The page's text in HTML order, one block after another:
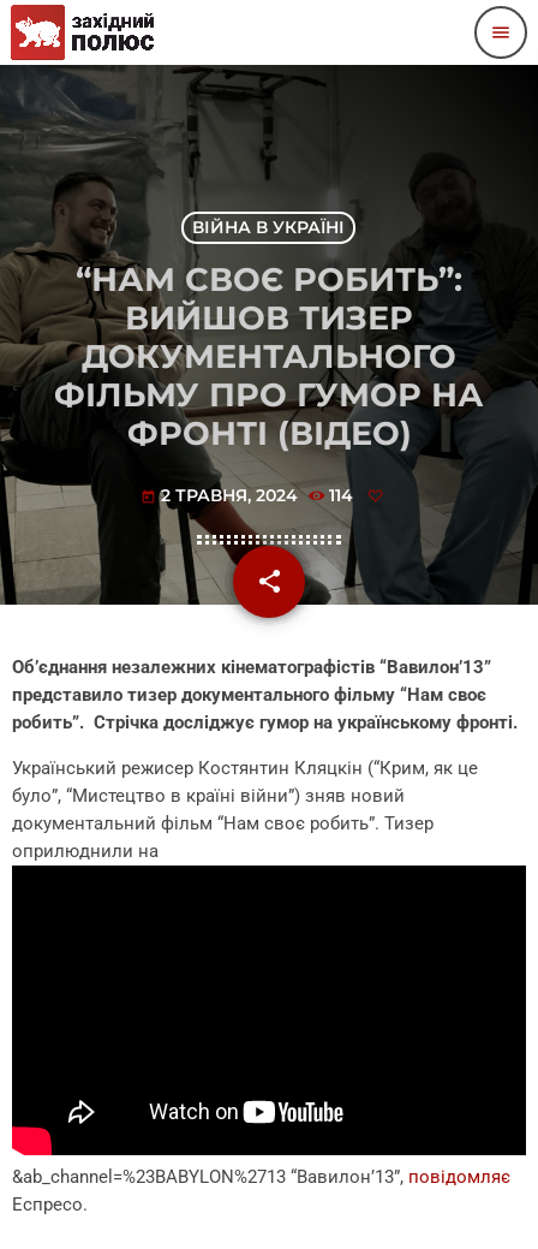
menu
ВІЙНА В УКРАЇНІ
“НАМ СВОЄ РОБИТЬ”:
ВИЙШОВ ТИЗЕР
ДОКУМЕНТАЛЬНОГО
ФІЛЬМУ ПРО ГУМОР НА
ФРОНТІ (ВІДЕО)
today 2 ТРАВНЯ, 2024 114
share
email
Об’єднання незалежних кінематографістів “Вавилон’13”
представило тизер документального фільму “Нам своє
робить”. Стрічка досліджує гумор на українському фронті.
Український режисер Костянтин Кляцкін (“Крим, як це
було”, “Мистецтво в країні війни”) зняв новий
документальний фільм “Нам своє робить”. Тизер
оприлюднили на
&ab_channel=%23BABYLON%2713 “Вавилон’13”, повідомляє
Еспресо.